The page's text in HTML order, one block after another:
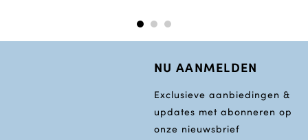
NU AANMELDEN
Exclusieve aanbiedingen &
updates met abonneren op
onze nieuwsbrief